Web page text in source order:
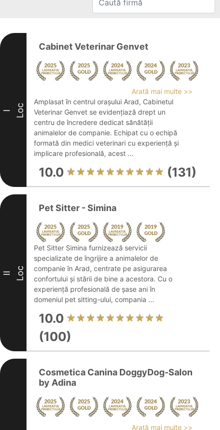
I Loc
Cabinet Veterinar Genvet
Arată mai multe >>
Amplasat în centrul orașului Arad, Cabinetul
Veterinar Genvet se evidențiază drept un
centru de încredere dedicat sănătății
animalelor de companie. Echipat cu o echipă
formată din medici veterinari cu experiență și
implicare profesională, acest ...
10.0 (131)
II Loc
Pet Sitter - Simina
Pet Sitter Simina furnizează servicii
specializate de îngrijire a animalelor de
companie în Arad, centrate pe asigurarea
confortului și stării de bine a acestora. Cu o
experiență profesională de șase ani în
domeniul pet sitting-ului, compania ...
10.0
(100)
Cosmetica Canina DoggyDog-Salon
by Adina
Arată mai multe >>